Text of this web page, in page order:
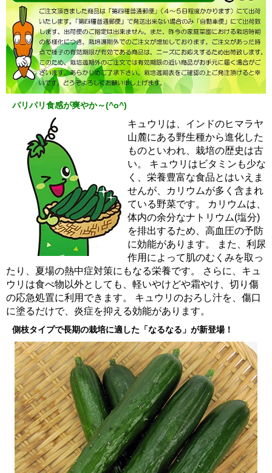
パリパリ食感が爽やか～(^o^)
キュウリは、インドのヒマラヤ
山麓にある野生種から進化した
ものといわれ、栽培の歴史は古
い。 キュウリはビタミンも少な
く、栄養豊富な食品とはいえま
せんが、カリウムが多く含まれ
ている野菜です。 カリウムは、
体内の余分なナトリウム(塩分)
を排出するため、高血圧の予防
に効能があります。 また、利尿
作用によって肌のむくみを取っ
たり、夏場の熱中症対策にもなる栄養です。 さらに、キュ
ウリは食べ物以外としても、軽いやけどや霜やけ、切り傷
の応急処置に利用できます。 キュウリのおろし汁を、傷口
に塗るだけで、炎症を抑える効能があります。
側枝タイプで長期の栽培に適した「なるなる」が新登場！